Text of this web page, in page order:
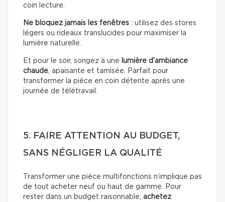
coin lecture.
Ne bloquez jamais les fenêtres : utilisez des stores
légers ou rideaux translucides pour maximiser la
lumière naturelle.
Et pour le soir, songez à une lumière d’ambiance
chaude, apaisante et tamisée. Parfait pour
transformer la pièce en coin détente après une
journée de télétravail.
5. FAIRE ATTENTION AU BUDGET,
SANS NÉGLIGER LA QUALITÉ
Transformer une pièce multifonctions n’implique pas
de tout acheter neuf ou haut de gamme. Pour
rester dans un budget raisonnable, achetez